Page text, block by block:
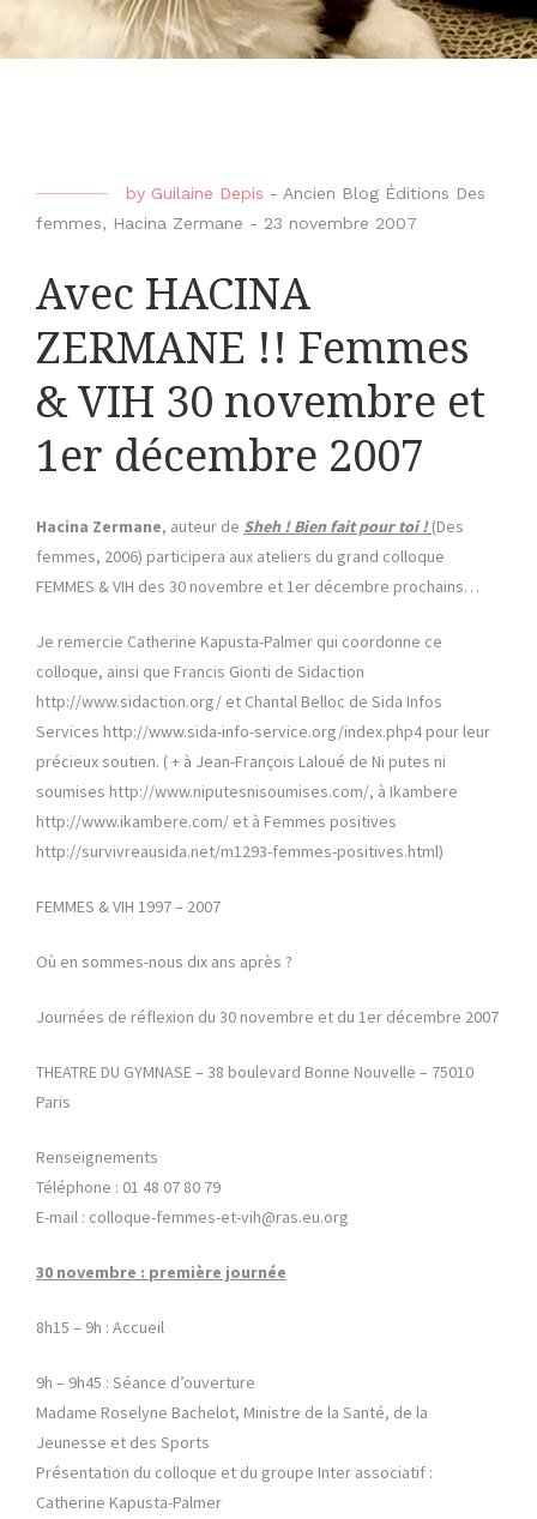
by Guilaine Depis - Ancien Blog Éditions Des
femmes, Hacina Zermane - 23 novembre 2007
Avec HACINA
ZERMANE !! Femmes
& VIH 30 novembre et
1er décembre 2007
Hacina Zermane, auteur de Sheh ! Bien fait pour toi !(Des
femmes, 2006) participera aux ateliers du grand colloque
FEMMES & VIH des 30 novembre et 1er décembre prochains…
Je remercie Catherine Kapusta-Palmer qui coordonne ce
colloque, ainsi que Francis Gionti de Sidaction
http://www.sidaction.org/ et Chantal Belloc de Sida Infos
Services http://www.sida-info-service.org/index.php4 pour leur
précieux soutien. ( + à Jean-François Laloué de Ni putes ni
soumises http://www.niputesnisoumises.com/, à Ikambere
http://www.ikambere.com/ et à Femmes positives
http://survivreausida.net/m1293-femmes-positives.html)
FEMMES & VIH 1997 – 2007
Où en sommes-nous dix ans après ?
Journées de réflexion du 30 novembre et du 1er décembre 2007
THEATRE DU GYMNASE – 38 boulevard Bonne Nouvelle – 75010
Paris
Renseignements
Téléphone : 01 48 07 80 79
E-mail : colloque-femmes-et-vih@ras.eu.org
30 novembre : première journée
8h15 – 9h : Accueil
9h – 9h45 : Séance d’ouverture
Madame Roselyne Bachelot, Ministre de la Santé, de la
Jeunesse et des Sports
Présentation du colloque et du groupe Inter associatif :
Catherine Kapusta-Palmer